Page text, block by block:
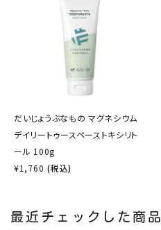
だいじょうぶなもの マグネシウム
デイリートゥースペーストキシリト
ール 100g
¥1,760 (税込)
最近チェックした商品